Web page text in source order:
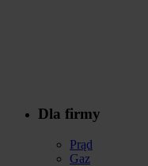
Dla firmy
Prąd
Gaz